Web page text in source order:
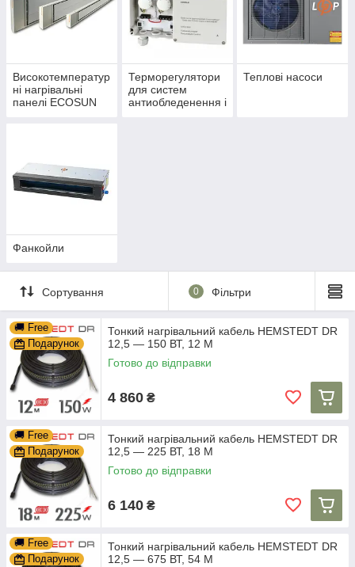
Високотемператур
ні нагрівальні
панелі ECOSUN
Терморегулятори
для систем
антиобледенення і
Теплові насоси
Фанкойли
Сортування 0 Фільтри
🚚 Free
Подарунок
Тонкий нагрівальний кабель HEMSTEDT DR
12,5 — 150 ВТ, 12 М
Готово до відправки
4 860 ₴
🚚 Free
Подарунок
Тонкий нагрівальний кабель HEMSTEDT DR
12,5 — 225 ВТ, 18 М
Готово до відправки
6 140 ₴
🚚 Free
Подарунок
Тонкий нагрівальний кабель HEMSTEDT DR
12,5 — 675 ВТ, 54 М